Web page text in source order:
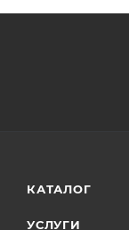
КАТАЛОГ
УСЛУГИ